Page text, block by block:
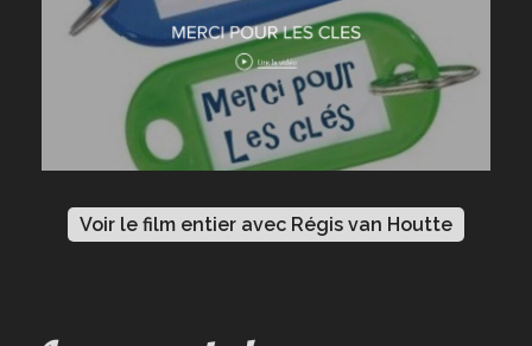
Voir le film entier avec Régis van Houtte